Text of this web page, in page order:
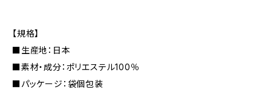
【規格】
■生産地：日本
■素材・成分：ポリエステル100％
■パッケージ：袋個包装